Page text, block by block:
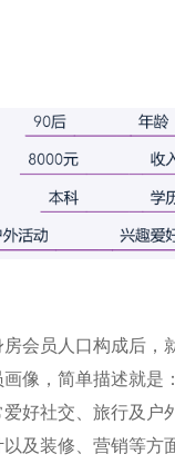
会员人口构成后，
像，简单描述就是
好社交、旅行及户
及装修、营销等方